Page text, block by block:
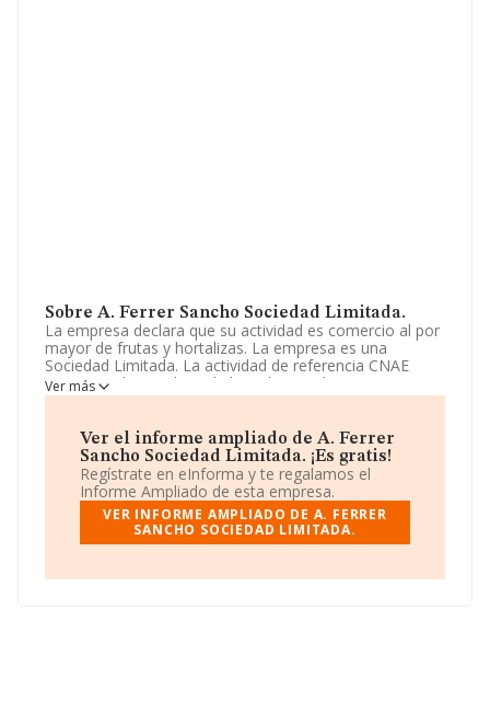
Sobre A. Ferrer Sancho Sociedad Limitada.
La empresa declara que su actividad es comercio al por
mayor de frutas y hortalizas. La empresa es una
Sociedad Limitada. La actividad de referencia CNAE
corresponde a 'Cultivo de hortalizas, raíces y
tubérculos', cuyo Código es 0113. No realiza actividad
El número de empleados ha crecido un 11% y teniendo
en cuenta la información disponible en INFORMA, ha
dispuesto de un número de empleados por encima de la
media de sector.
Su email esafs967441897@wanadoo.es.
La empresaA. Ferrer Sancho Sociedad Limitada, CIF
Ver más
Ver el informe ampliado de A. Ferrer
Sancho Sociedad Limitada. ¡Es gratis!
Regístrate en eInforma y te regalamos el
Informe Ampliado de esta empresa.
VER INFORME AMPLIADO DE A. FERRER
SANCHO SOCIEDAD LIMITADA.